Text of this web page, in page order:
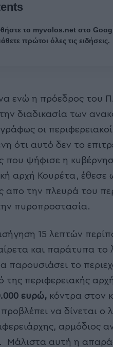
το myvolos.net στο
πρώτοι όλες τις ειδήσεις.
ενώ η πρόεδρος του
διαδικασία των
οι
ότι αυτό δεν το
που ψήφισε η
αρχή Κουρέτα,
απο την πλευρά του
πυροπροστασία.
15 λεπτών
και παράτυπα το
παρουσιάσει το
της περιφερειακής
ευρώ, κόντρα στον
να δίνεται
αρμόδιος
Μάλιστα αυτή η